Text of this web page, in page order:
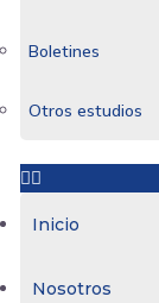
Boletines
Otros estudios
Inicio
Nosotros